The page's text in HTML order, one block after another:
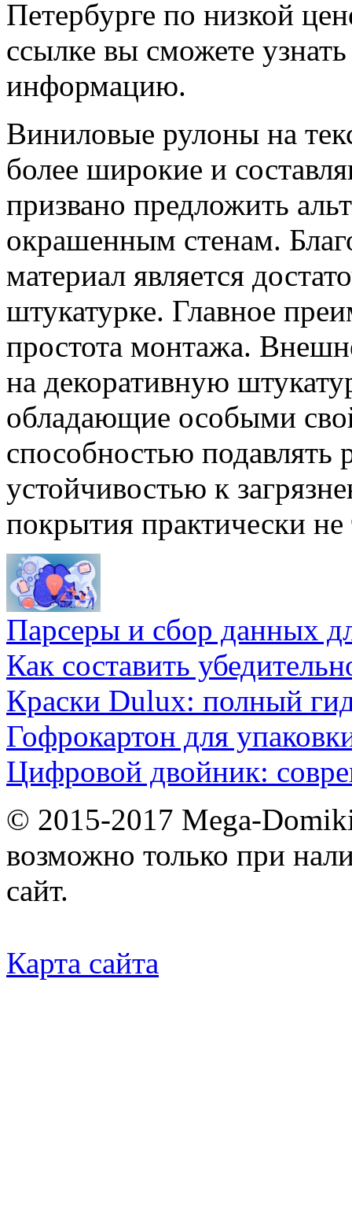
Петербурге по низкой
ссылке вы сможете
информацию.
Виниловые рулоны на
более широкие и
призвано предложить
окрашенным стенам.
материал является
штукатурке. Главное
простота монтажа.
на декоративную
обладающие особыми
способностью
устойчивостью к
покрытия практически
Парсеры и сбор данных
Как составить
Краски Dulux: полный
Гофрокартон для
Цифровой двойник:
© 2015-2017 Mega-
возможно только при
сайт.
Карта сайта